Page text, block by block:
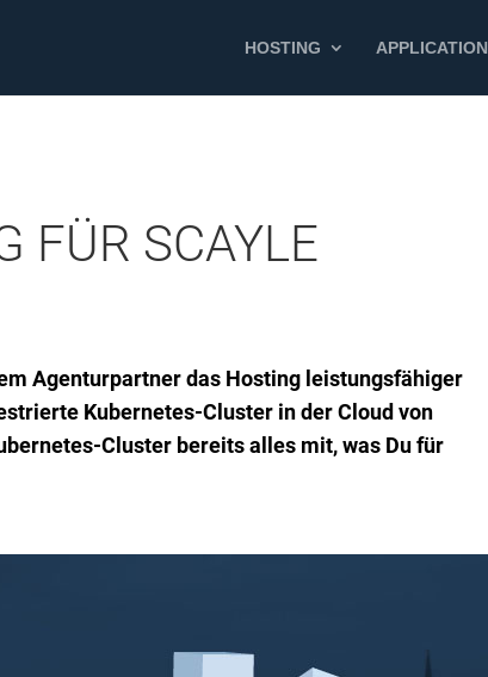
HOSTING APPLICATION
FÜR SCAYLE
Agenturpartner das Hosting leistungsfähiger
Kubernetes-Cluster in der Cloud von
Cluster bereits alles mit, was Du für